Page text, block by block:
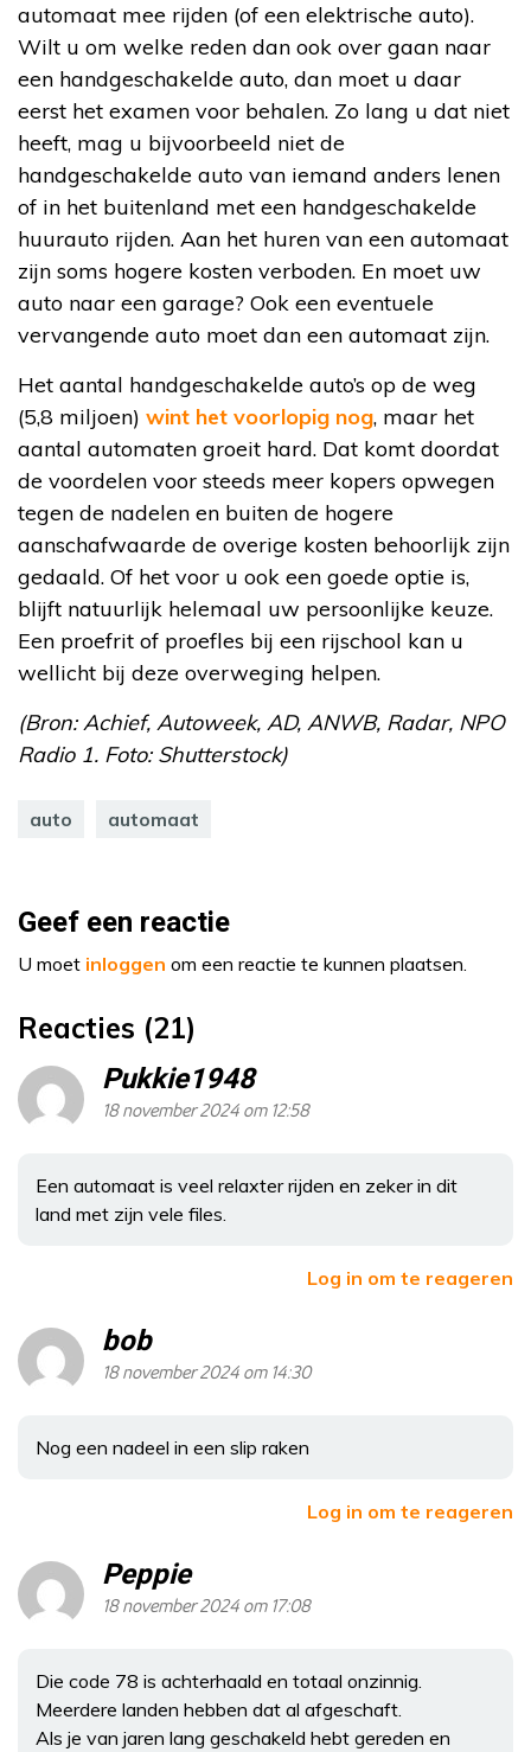
automaat mee rijden (of een elektrische auto).
Wilt u om welke reden dan ook over gaan naar
een handgeschakelde auto, dan moet u daar
eerst het examen voor behalen. Zo lang u dat niet
heeft, mag u bijvoorbeeld niet de
handgeschakelde auto van iemand anders lenen
of in het buitenland met een handgeschakelde
huurauto rijden. Aan het huren van een automaat
zijn soms hogere kosten verboden. En moet uw
auto naar een garage? Ook een eventuele
vervangende auto moet dan een automaat zijn.
Het aantal handgeschakelde auto’s op de weg
(5,8 miljoen) wint het voorlopig nog, maar het
aantal automaten groeit hard. Dat komt doordat
de voordelen voor steeds meer kopers opwegen
tegen de nadelen en buiten de hogere
aanschafwaarde de overige kosten behoorlijk zijn
gedaald. Of het voor u ook een goede optie is,
blijft natuurlijk helemaal uw persoonlijke keuze.
Een proefrit of proefles bij een rijschool kan u
wellicht bij deze overweging helpen.
(Bron: Achief, Autoweek, AD, ANWB, Radar, NPO
Radio 1. Foto: Shutterstock)
auto automaat
Geef een reactie
U moet inloggen om een reactie te kunnen plaatsen.
Reacties (21)
Pukkie1948
18 november 2024 om 12:58
Een automaat is veel relaxter rijden en zeker in dit
land met zijn vele files.
Log in om te reageren
bob
18 november 2024 om 14:30
Nog een nadeel in een slip raken
Log in om te reageren
Peppie
18 november 2024 om 17:08
Die code 78 is achterhaald en totaal onzinnig.
Meerdere landen hebben dat al afgeschaft.
Als je van jaren lang geschakeld hebt gereden en